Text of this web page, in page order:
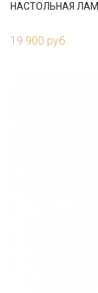
НАСТОЛЬНАЯ
19 900 руб.